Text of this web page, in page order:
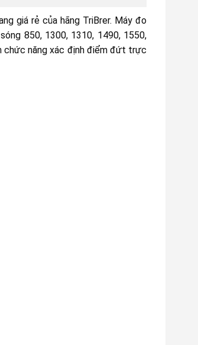
giá rẻ của hãng TriBrer. Máy đo
850, 1300, 1310, 1490, 1550,
chức năng xác định điểm đứt trực